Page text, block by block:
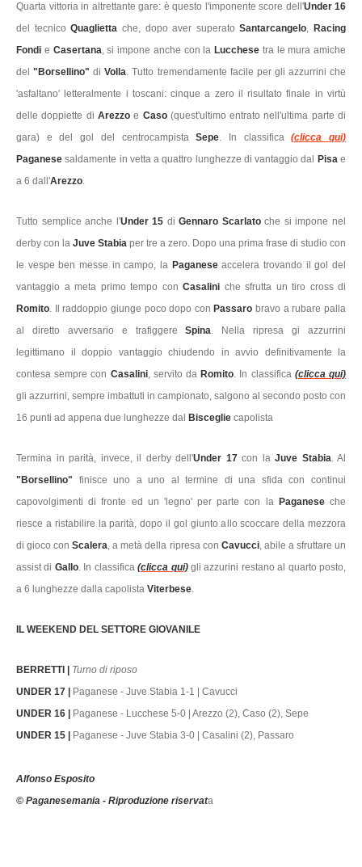
Quarta vittoria in altrettante gare: è questo l'imponente score dell'Under 16
del tecnicoQuaglietta che, dopo aver superatoSantarcangelo, Racing
Fondi e Casertana, si impone anche con la Lucchese tra le mura amiche
del"Borsellino" diVolla. Tutto tremendamente facile per gli azzurrini che
'asfaltano' letteralmente i toscani: cinque a zero il risultato finale in virtù
delle doppiette di Arezzoe Caso (quest'ultimo entrato nell'ultima parte di
gara) e del gol del centrocampistaSepe. In classifica(clicca qui)
Paganesesaldamente in vetta a quattro lunghezze di vantaggio dal Pisae
a 6 dall'Arezzo.
Tutto semplice anche l'Under 15 diGennaro Scarlatoche si impone nel
derby con la Juve Stabia per tre a zero. Dopo una prima frase di studio con
le vespe ben messe in campo, la Paganeseaccelera trovando il gol del
vantaggio a meta primo tempo con Casalini che sfrutta un tiro cross di
Romito. Il raddoppio giunge poco dopo con Passaro bravo a rubare palla
al diretto avversario e trafiggereSpina. Nella ripresa gi azzurrini
legittimano il doppio vantaggio chiudendo in avvio definitivamente la
contesa sempre con Casalini, servito da Romito. In classifica (clicca qui)
gli azzurrini, sempre imbattuti in campionato, salgono al secondo posto con
16 punti ad appena due lunghezze dal Bisceglie capolista
Termina in parità, invece, il derby dell'Under 17con la Juve Stabia. Al
"Borsellino" finisce uno a uno al termine di una sfida con continui
capovolgimenti di fronte ed un 'legno' per parte con la Paganeseche
riesce a ristabilire la parità, dopo il gol giunto allo scoccare della mezzora
di gioco conScalera, a metà della ripresa con Cavucci, abile a sfruttare un
assist di Gallo. In classifica(clicca qui)gli azzurini restano al quarto posto,
a 6 lunghezze dalla capolista Viterbese.
IL WEEKEND DEL SETTORE GIOVANILE
BERRETTI |
Turno di riposo
UNDER 17 |
Paganese - Juve Stabia 1-1 | Cavucci
UNDER 16 |
Paganese - Lucchese 5-0 | Arezzo (2), Caso (2), Sepe
UNDER 15 |
Paganese - Juve Stabia 3-0 | Casalini (2), Passaro
Alfonso Esposito
© Paganesemania - Riproduzione riservata